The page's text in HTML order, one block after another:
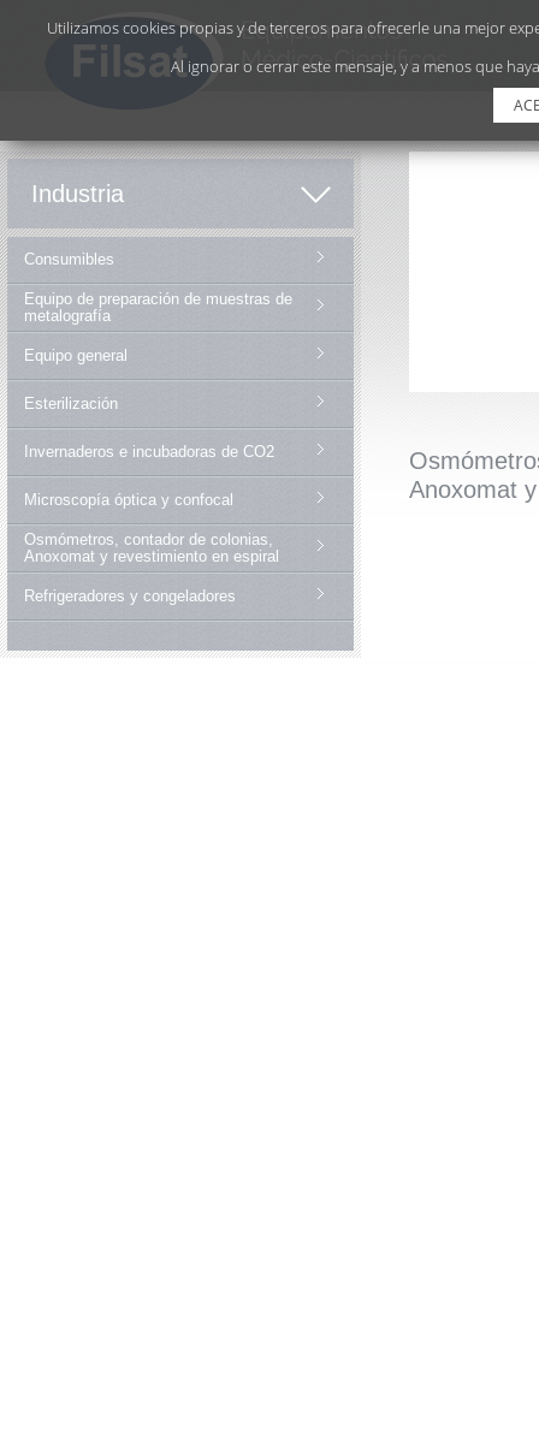
Industria
Consumibles
Equipo de preparación de muestras de
metalografía
Equipo general
Esterilización
Invernaderos e incubadoras de CO2
Microscopía óptica y confocal
Osmómetros, contador de colonias,
Anoxomat y revestimiento en espiral
Refrigeradores y congeladores
Anoxomat
Utilizamos cookies propias y de terceros para ofrecerle una mejor
Al ignorar o cerrar este mensaje, y a menos que